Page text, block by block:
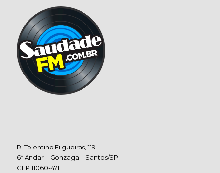
R. Tolentino Filgueiras, 119
6º Andar – Gonzaga – Santos/SP
CEP 11060-471